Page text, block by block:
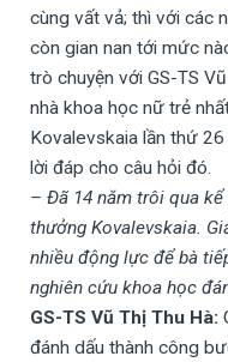
cùng vất vả; thì với các
còn gian nan tới mức
trò chuyện với GS-TS
nhà khoa học nữ trẻ
Kovalevskaia lần thứ
lời đáp cho câu hỏi đó.
– Đã 14 năm trôi qua kể
thưởng Kovalevskaia.
nhiều động lực để bà
nghiên cứu khoa học
GS-TS Vũ Thị Thu Hà:
đánh dấu thành công